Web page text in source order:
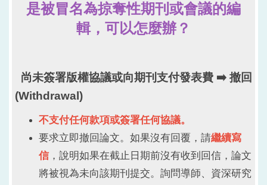
是被冒名為掠奪性期刊或會議的編
輯，可以怎麼辦？
尚未簽署版權協議或向期刊支付發表費 ➡️ 撤回
(Withdrawal)
不支付任何款項或簽署任何協議。
要求立即撤回論文。如果沒有回覆，請繼續寫
信，說明如果在截止日期前沒有收到回信，論文
將被視為未向該期刊提交。詢問導師、資深研究